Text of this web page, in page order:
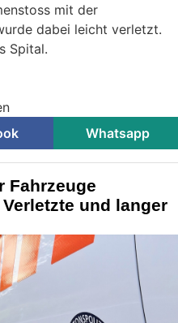
mit der
dabei leicht verletzt.
Spital.
Whatsapp
Fahrzeuge
und langer